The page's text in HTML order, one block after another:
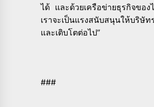
ได้ และด้วยเครือข่ายธุรกิจของ
เราจะเป็นแรงสนับสนุนให้บริษั
และเติบโตต่อไป”
###